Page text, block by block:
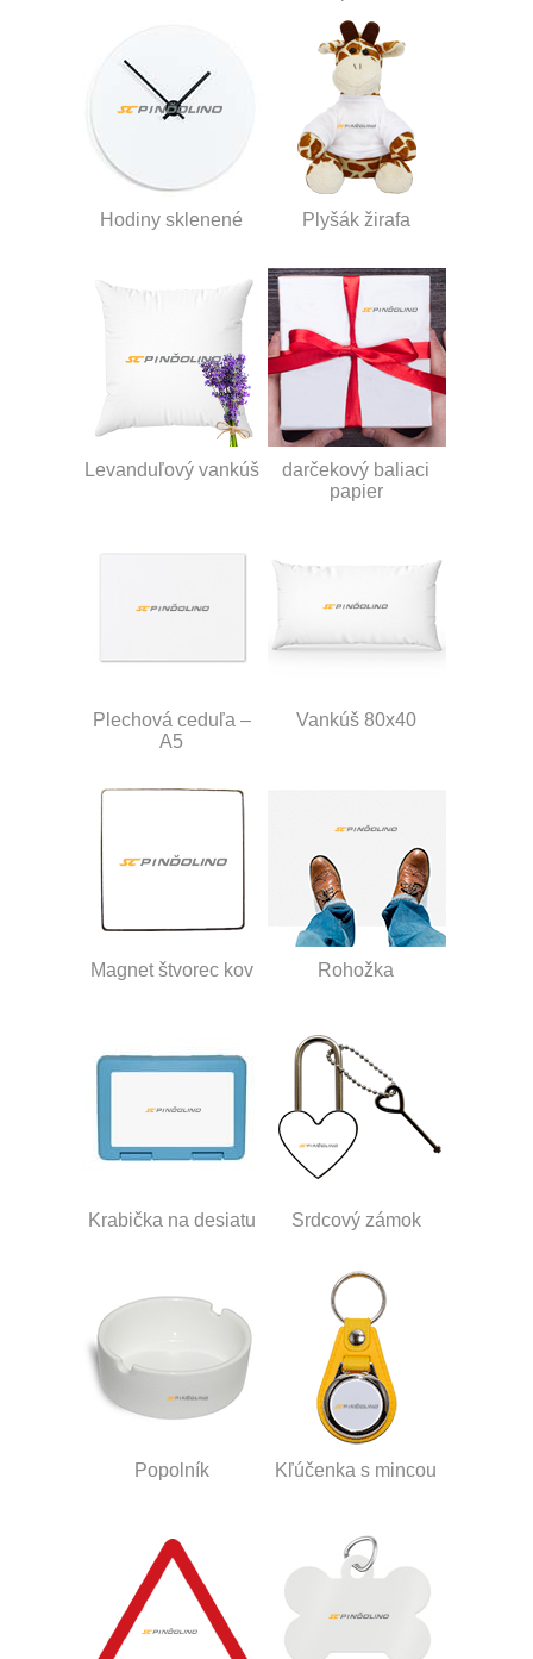
Hodiny sklenené Plyšák žirafa
Levanduľový vankúš
darčekový baliaci
papier
Plechová ceduľa –
A5
Vankúš 80x40
Magnet štvorec kov Rohožka
Krabička na desiatu Srdcový zámok
Popolník Kľúčenka s mincou